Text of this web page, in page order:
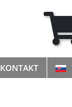
KONTAKT